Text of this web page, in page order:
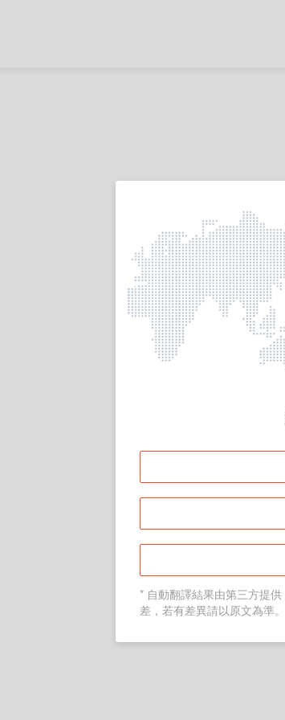
* 自動翻譯結果由第三方提
差，若有差異請以原文為準。